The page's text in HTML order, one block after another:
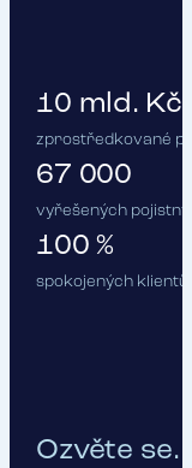
10 mld. Kč
zprostředkované
67 000
vyřešených
100 %
spokojených klientů :)
Ozvěte se.